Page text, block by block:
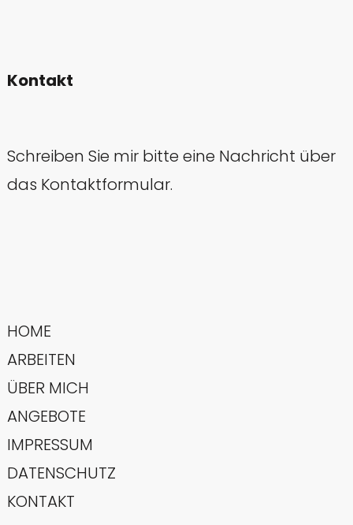
Kontakt
Schreiben Sie mir bitte eine Nachricht über
das Kontaktformular.
HOME
ARBEITEN
ÜBER MICH
ANGEBOTE
IMPRESSUM
DATENSCHUTZ
KONTAKT